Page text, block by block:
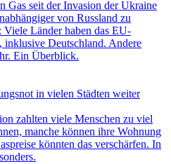
Gas seit der Invasion der Ukraine
von Russland zu
Länder haben das EU-
inklusive Deutschland. Andere
Ein Überblick.
in vielen Städten weiter
zahlten viele Menschen zu viel
manche können ihre Wohnung
könnten das verschärfen. In